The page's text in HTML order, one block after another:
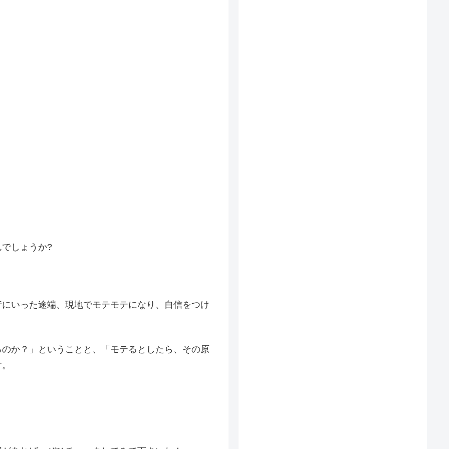
しょうか?
いった途端、現地でモテモテになり、自信をつけ
か？ 」ということと、「 モテるとしたら、その原